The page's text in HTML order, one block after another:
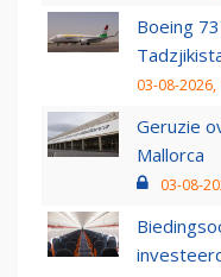
Boeing
03-08-2026,
Geruzie
Mallorca
03-08-